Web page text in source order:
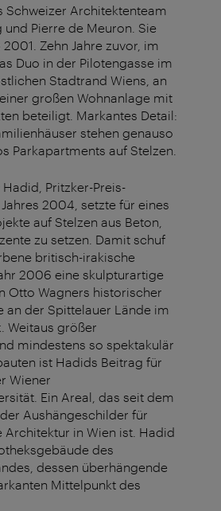
Schweizer Architektenteam
und Pierre de Meuron. Sie
Zehn Jahre zuvor, im
Duo in der Pilotengasse im
Stadtrand Wiens, an
großen Wohnanlage mit
beteiligt. Markantes Detail:
stehen genauso
Parkapartments auf Stelzen.
Pritzker-Preis-
2004, setzte für eines
auf Stelzen aus Beton,
zu setzen. Damit schuf
britisch-irakische
2006 eine skulpturartige
Otto Wagners historischer
an der Spittelauer Lände im
Weitaus größer
mindestens so spektakulär
ist Hadids Beitrag für
Wiener
Ein Areal, das seit dem
der Aushängeschilder für
Architektur in Wien ist. Hadid
des
dessen überhängende
Mittelpunkt des